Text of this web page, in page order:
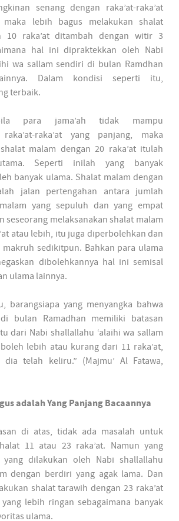
senang dengan raka’at-raka’at
maka lebih bagus melakukan shalat
10 raka’at ditambah dengan witir 3
hal ini dipraktekkan oleh Nabi
wa sallam sendiri di bulan Ramdhan
Dalam kondisi seperti itu,
terbaik.
para jama’ah tidak mampu
raka’at-raka’at yang panjang, maka
malam dengan 20 raka’at itulah
Seperti inilah yang banyak
banyak ulama. Shalat malam dengan
jalan pertengahan antara jumlah
yang sepuluh dan yang empat
seseorang melaksanakan shalat malam
atau lebih, itu juga diperbolehkan dan
sedikitpun. Bahkan para ulama
dibolehkannya hal ini semisal
ulama lainnya.
barangsiapa yang menyangka bahwa
bulan Ramadhan memiliki batasan
dari Nabi shallallahu ‘alaihi wa sallam
lebih atau kurang dari 11 raka’at,
dia telah keliru.” (Majmu’ Al Fatawa,
adalah Yang Panjang Bacaannya
di atas, tidak ada masalah untuk
11 atau 23 raka’at. Namun yang
dilakukan oleh Nabi shallallahu
dengan berdiri yang agak lama. Dan
shalat tarawih dengan 23 raka’at
lebih ringan sebagaimana banyak
ulama.